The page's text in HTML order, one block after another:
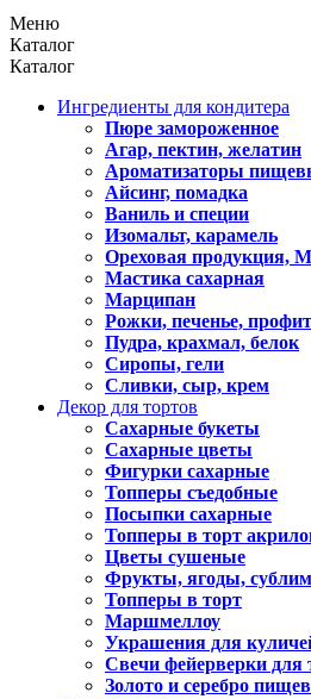
Меню
Каталог
Каталог
Ингредиенты для кондитера
Пюре замороженное
Агар, пектин, желатин
Ароматизаторы
Айсинг, помадка
Ваниль и специи
Изомальт, карамель
Ореховая продукция,
Мастика сахарная
Марципан
Рожки, печенье,
Пудра, крахмал, белок
Сиропы, гели
Сливки, сыр, крем
Декор для тортов
Сахарные букеты
Сахарные цветы
Фигурки сахарные
Топперы съедобные
Посыпки сахарные
Топперы в торт
Цветы сушеные
Фрукты, ягоды,
Топперы в торт
Маршмеллоу
Украшения для
Свечи фейерверки для
Золото и серебро